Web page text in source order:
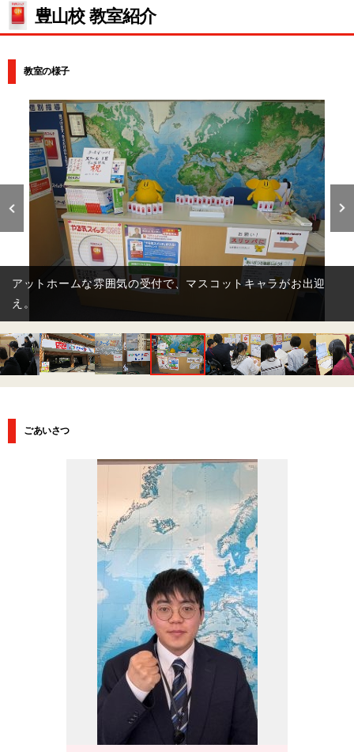
豊山校 教室紹介
教室の様子
相性ピッタリの講師による、きめ細かな授業が行われていま
す。
ごあいさつ